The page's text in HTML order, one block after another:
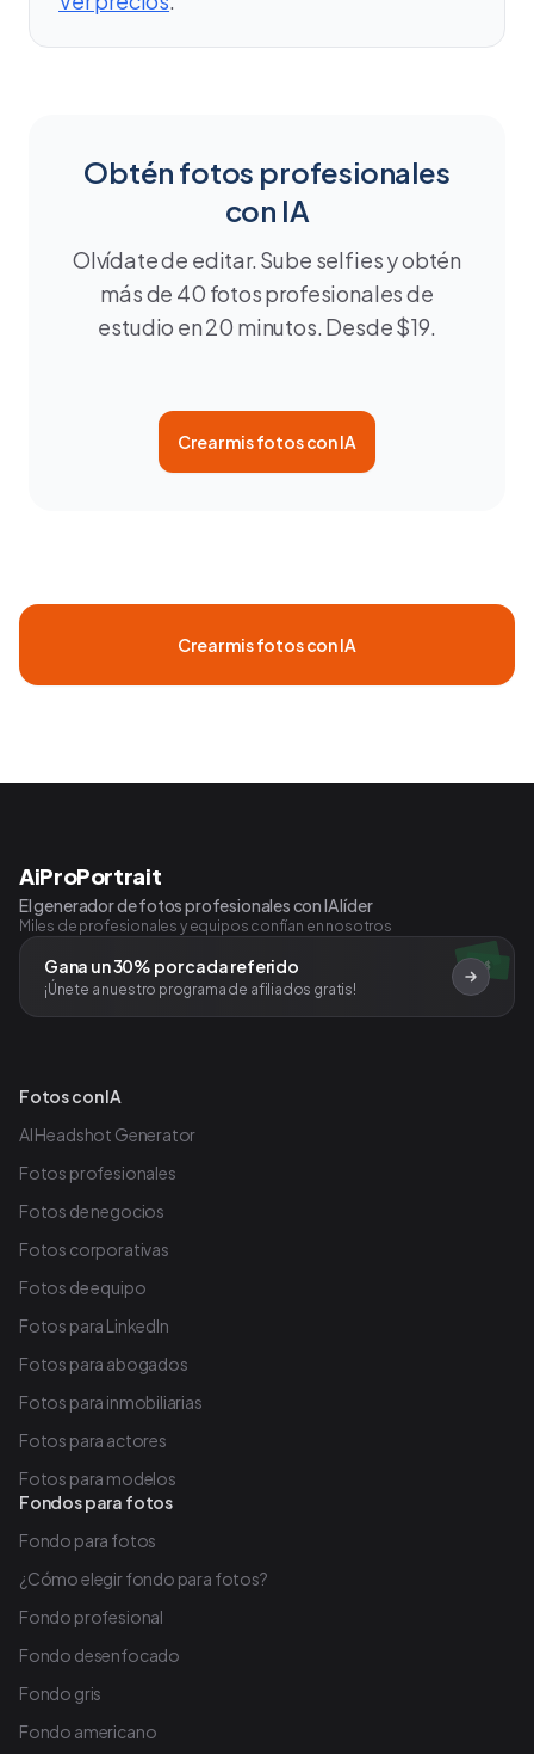
Obtén fotos profesionales
con IA
Olvídate de editar. Sube selfies y obtén
más de 40 fotos profesionales de
estudio en 20 minutos. Desde $19.
Crear mis fotos con IA
Crear mis fotos con IA
AiProPortrait
El generador de fotos profesionales con IA líder
Miles de profesionales y equipos confían en nosotros
$
Gana un 30% por cada referido
¡Únete a nuestro programa de afiliados gratis!
Fotos con IA
AI Headshot Generator
Fotos profesionales
Fotos de negocios
Fotos corporativas
Fotos de equipo
Fotos para LinkedIn
Fotos para abogados
Fotos para inmobiliarias
Fotos para actores
Fotos para modelos
Fondos para fotos
Fondo para fotos
¿Cómo elegir fondo para fotos?
Fondo profesional
Fondo desenfocado
Fondo gris
Fondo americano